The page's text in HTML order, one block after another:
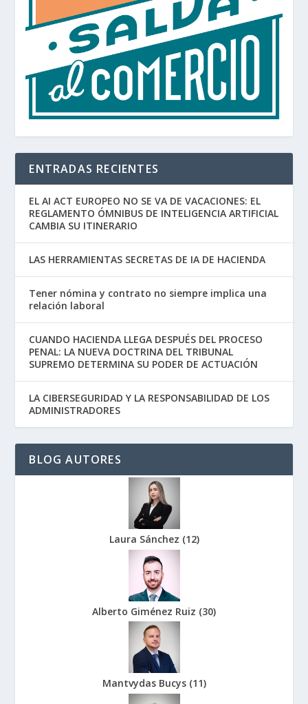
ENTRADAS RECIENTES
EL AI ACT EUROPEO NO SE VA DE VACACIONES: EL
REGLAMENTO ÓMNIBUS DE INTELIGENCIA ARTIFICIAL
CAMBIA SU ITINERARIO
LAS HERRAMIENTAS SECRETAS DE IA DE HACIENDA
Tener nómina y contrato no siempre implica una
relación laboral
CUANDO HACIENDA LLEGA DESPUÉS DEL PROCESO
PENAL: LA NUEVA DOCTRINA DEL TRIBUNAL
SUPREMO DETERMINA SU PODER DE ACTUACIÓN
LA CIBERSEGURIDAD Y LA RESPONSABILIDAD DE LOS
ADMINISTRADORES
BLOG AUTORES
Laura Sánchez (12)
Alberto Giménez Ruiz (30)
Mantvydas Bucys (11)